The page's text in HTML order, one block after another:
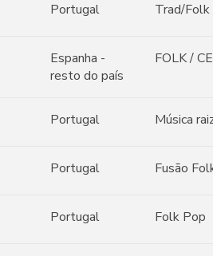
Portugal Trad/Folk
Espanha -
resto do país
FOLK /
Portugal Música
Portugal Fusão
Portugal Folk Pop